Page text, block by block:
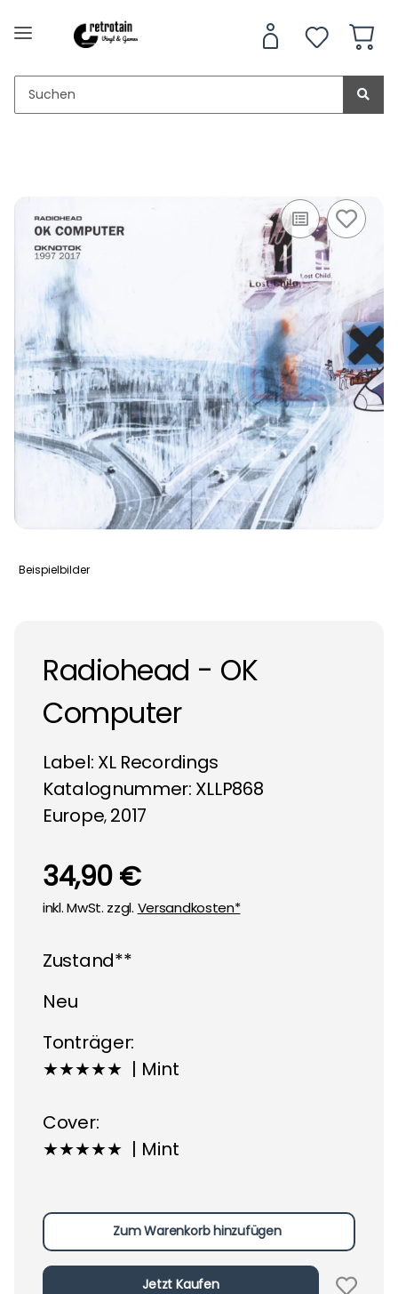
Beispielbilder
Radiohead - OK
Computer
Label: XL Recordings
Katalognummer: XLLP868
Europe, 2017
34,90 €
inkl. MwSt. zzgl. Versandkosten*
Zustand**
Neu
Tonträger:
★★★★★ | Mint
Cover:
★★★★★ | Mint
Zum Warenkorb hinzufügen
Jetzt Kaufen